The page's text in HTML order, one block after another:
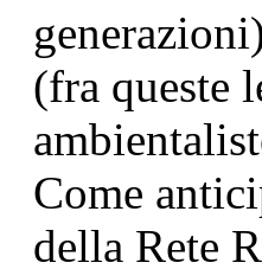
(fra queste
Come
della Rete